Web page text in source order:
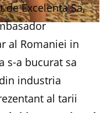
Excelenta Sa,
al Romaniei in
s-a bucurat sa
industria
al tarii